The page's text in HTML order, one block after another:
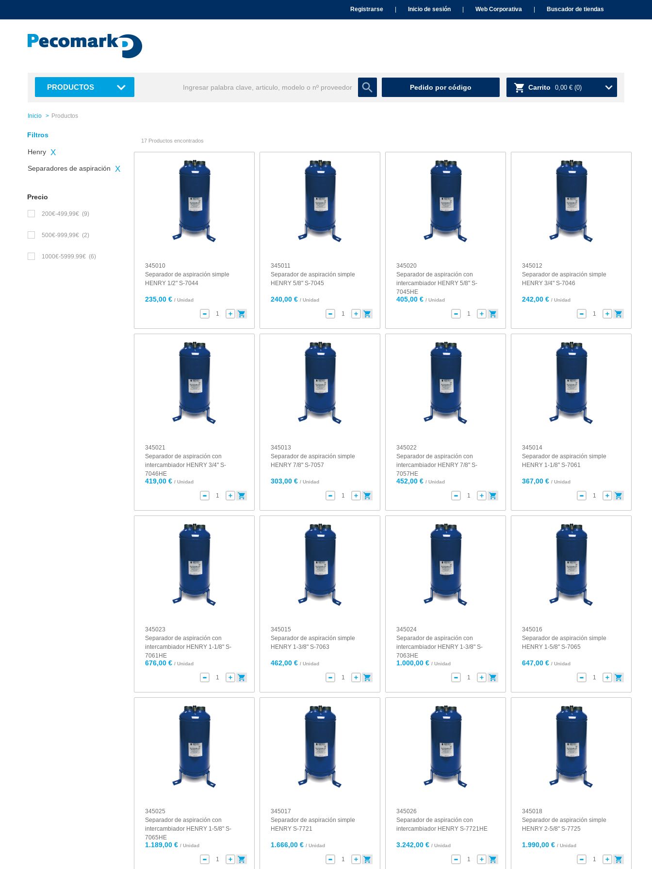
Registrarse Inicio de sesión Web Corporativa Buscador de tiendas
Pedido por código Carrito 0,00 € (0)
PRODUCTOS
Inicio Productos
Filtros
Henry X
Separadores de aspiración X
Precio
200€-499,99€ (9)
500€-999,99€ (2)
1000€-5999.99€ (6)
17 Productos encontrados
345010
Separador de aspiración simple
HENRY 1/2" S-7044
235,00 € / Unidad
345011
Separador de aspiración simple
HENRY 5/8" S-7045
240,00 € / Unidad
345020
Separador de aspiración con
intercambiador HENRY 5/8" S-
7045HE
405,00 € / Unidad
345012
Separador de aspiración simple
HENRY 3/4" S-7046
242,00 € / Unidad
345021
Separador de aspiración con
intercambiador HENRY 3/4" S-
7046HE
419,00 € / Unidad
345013
Separador de aspiración simple
HENRY 7/8" S-7057
303,00 € / Unidad
345022
Separador de aspiración con
intercambiador HENRY 7/8" S-
7057HE
452,00 € / Unidad
345014
Separador de aspiración simple
HENRY 1-1/8" S-7061
367,00 € / Unidad
345023
Separador de aspiración con
intercambiador HENRY 1-1/8" S-
7061HE
676,00 € / Unidad
345015
Separador de aspiración simple
HENRY 1-3/8" S-7063
462,00 € / Unidad
345024
Separador de aspiración con
intercambiador HENRY 1-3/8" S-
7063HE
1.000,00 € / Unidad
345016
Separador de aspiración simple
HENRY 1-5/8" S-7065
647,00 € / Unidad
345025
Separador de aspiración con
intercambiador HENRY 1-5/8" S-
7065HE
1.189,00 € / Unidad
345017
Separador de aspiración simple
HENRY S-7721
1.666,00 € / Unidad
345026
Separador de aspiración con
intercambiador HENRY S-7721HE
3.242,00 € / Unidad
345018
Separador de aspiración simple
HENRY 2-5/8" S-7725
1.990,00 € / Unidad